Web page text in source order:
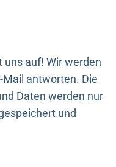
uns auf! Wir werden
antworten. Die
Daten werden nur
und